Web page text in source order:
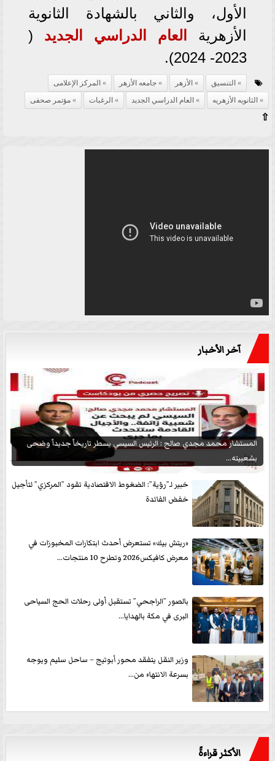
الأول، والثاني بالشهادة الثانوية
الأزهرية
العام الدراسي الجديد (
2023- 2024).
التنسيق الأزهر جامعه الأزهر
المركز الإعلامى
الثانويه الأزهريه
العام الدراسي الجديد الرغبات مؤتمر صحفى
⇧
آخر الأخبار
المستشار محمد مجدي صالح : الرئيس السيسي يسطر تاريخاً جديداً وضحى
بشعبيته...
خبير لـ”رؤية”: الضغوط الاقتصادية تقود ”المركزي” لتأجيل
خفض الفائدة
«ريتش بيك» تستعرض أحدث ابتكارات المخبوزات في
معرض كافيكس2026 وتطرح 10 منتجات...
بالصور ”الراجحي” تستقبل أولى رحلات الحج السياحى
البرى في مكة بالهدايا...
وزير النقل يتفقد محور أبوتيج – ساحل سليم ويوجه
بسرعة الانتهاء من...
الأكثر قراءةً